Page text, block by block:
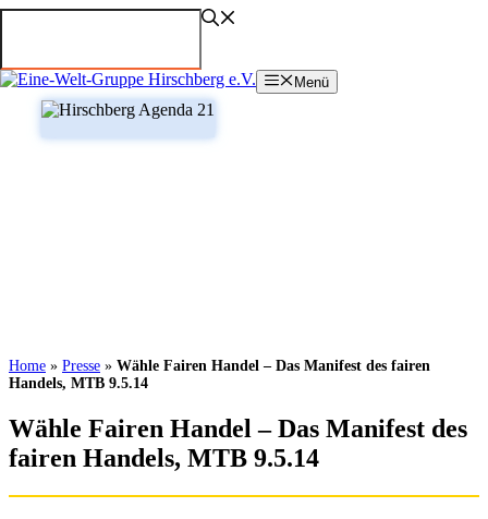
Zum
Menü
Home » Presse » Wähle Fairen Handel – Das Manifest des fairen
Handels, MTB 9.5.14
Wähle Fairen Handel – Das Manifest des
fairen Handels, MTB 9.5.14